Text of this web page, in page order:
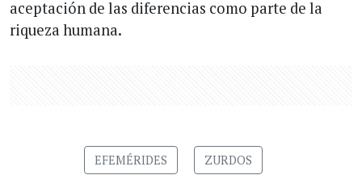
aceptación de las diferencias como parte de la
riqueza humana.
EFEMÉRIDES ZURDOS